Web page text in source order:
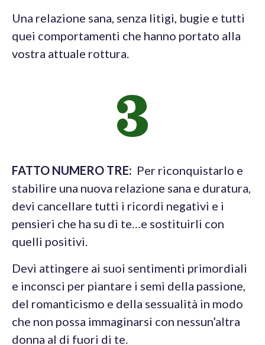
Una relazione sana, senza litigi, bugie e tutti
quei comportamenti che hanno portato alla
vostra attuale rottura.
3
FATTO NUMERO TRE: Per riconquistarlo e
stabilire una nuova relazione sana e duratura,
devi cancellare tutti i ricordi negativi e i
pensieri che ha su di te…e sostituirli con
quelli positivi.
Devi attingere ai suoi sentimenti primordiali
e inconsci per piantare i semi della passione,
del romanticismo e della sessualità in modo
che non possa immaginarsi con nessun’altra
donna al di fuori di te.